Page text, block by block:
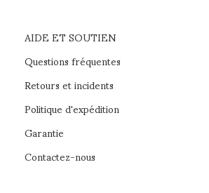
AIDE ET SOUTIEN
Questions fréquentes
Retours et incidents
Politique d'expédition
Garantie
Contactez-nous